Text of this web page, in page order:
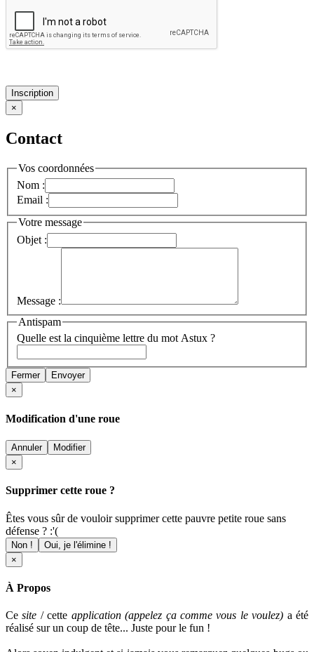
Inscription
×
Contact
Vos coordonnées
Nom :
Email :
Votre message
Objet :
Message :
Antispam
Quelle est la cinquième lettre du mot Astux ?
Fermer
Envoyer
×
Modification d'une roue
Annuler
Modifier
×
Supprimer cette roue ?
Êtes vous sûr de vouloir supprimer cette pauvre petite roue sans
défense ? :'(
Non !
Oui, je l'élimine !
×
À Propos
Cesite / cette application (appelez ça comme vous le voulez) a été
réalisé sur un coup de tête... Juste pour le fun !